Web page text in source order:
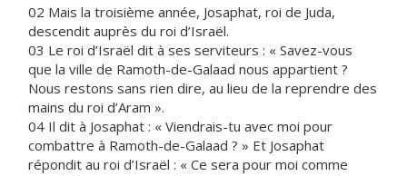
02 Mais la troisième année, Josaphat, roi de Juda,
descendit auprès du roi d’Israël.
03 Le roi d’Israël dit à ses serviteurs : « Savez-vous
que la ville de Ramoth-de-Galaad nous appartient ?
Nous restons sans rien dire, au lieu de la reprendre des
mains du roi d’Aram ».
04 Il dit à Josaphat : « Viendrais-tu avec moi pour
combattre à Ramoth-de-Galaad ? » Et Josaphat
répondit au roi d’Israël : « Ce sera pour moi comme